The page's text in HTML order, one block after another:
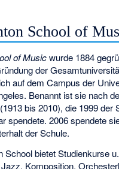
School of
of Musicwurde 1884
der
auf dem Campus der
Benannt ist sie nach
bis 2010), die 1999 der
spendete. 2006 spendete
der Schule.
School bietet Studienkurse
Komposition,